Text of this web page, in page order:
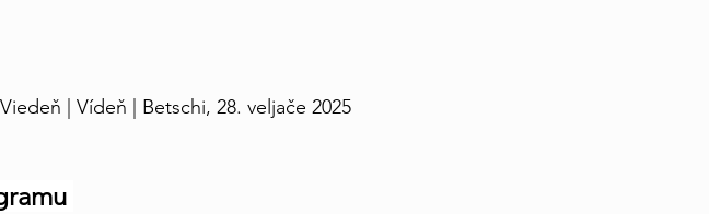
| Vídeň | Betschi, 28. veljače 2025